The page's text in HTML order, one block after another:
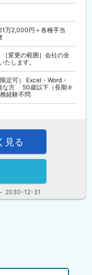
万2,000円＋各種手当
変更の範囲］会社の全
たします。
定可） Excel・Word・
な方 50歳以下（長期キ
経験不問
2030-12-31
見る